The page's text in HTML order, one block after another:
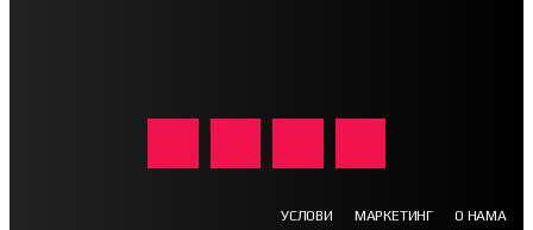
УСЛОВИ МАРКЕТИНГ О НАМА